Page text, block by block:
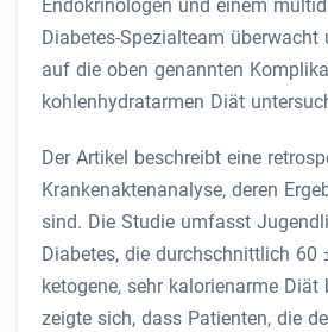
Endokrinologen und einem
Diabetes-Spezialteam
auf die oben genannten
kohlenhydratarmen Diät
Der Artikel beschreibt eine
Krankenaktenanalyse, deren
sind. Die Studie umfasst
Diabetes, die durchschnittlich 60
ketogene, sehr kalorienarme Diät
zeigte sich, dass Patienten, die